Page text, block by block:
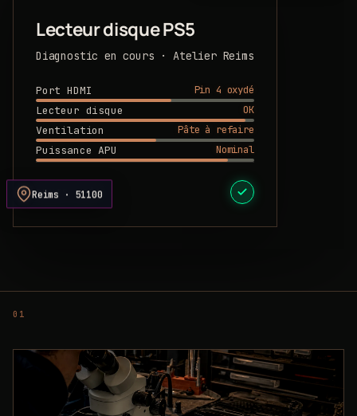
Lecteur disque PS5
Diagnostic en cours · Atelier Reims
Port HDMI
Pin 4 oxydé
Lecteur disque
OK
Ventilation
Pâte à refaire
Puissance APU
Nominal
DEVIS PRÊT
Reims · 51100